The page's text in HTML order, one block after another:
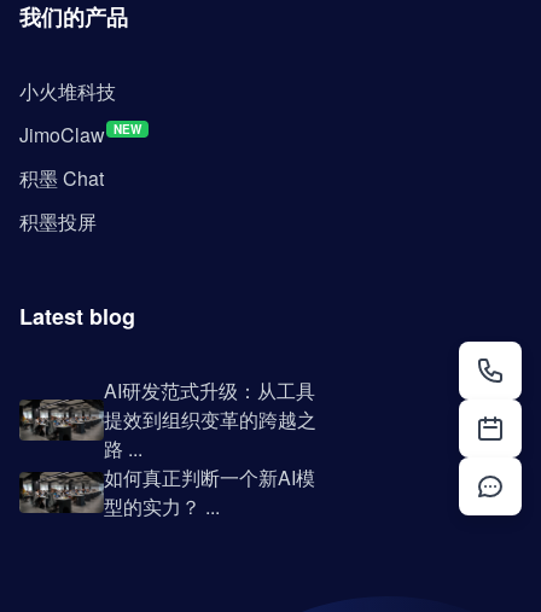
我们的产品
小火堆科技
JimoClaw NEW
积墨 Chat
积墨投屏
Latest blog
AI研发范式升级：从工具
提效到组织变革的跨越之
路 ...
如何真正判断一个新AI模
型的实力？ ...